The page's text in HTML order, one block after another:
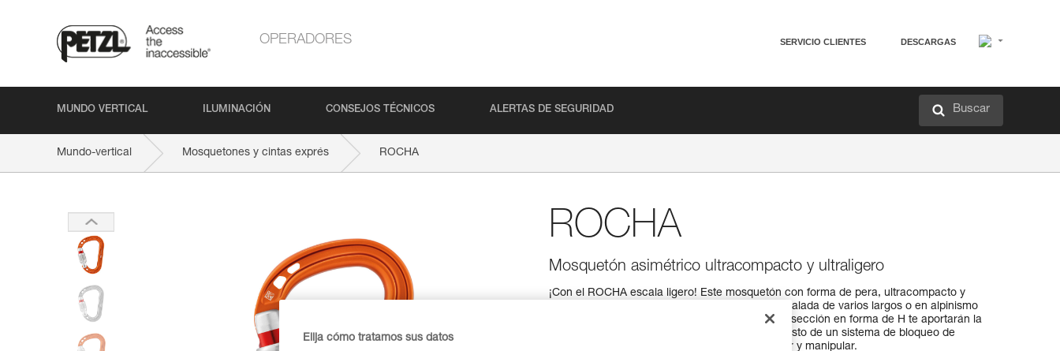
OPERADORES SERVICIO CLIENTES DESCARGAS
MUNDO VERTICAL ILUMINACIÓN CONSEJOS TÉCNICOS ALERTAS DE SEGURIDAD Buscar
Mundo-vertical Mosquetones y cintas exprés ROCHA
ROCHA
Mosquetón asimétrico ultracompacto y ultraligero
¡Con el ROCHA escala ligero! Este mosquetón con forma de pera, ultracompacto y
ultraligero, es idóneo para una utilización en escalada de varios largos o en alpinismo
donde cada gramo cuenta. Sus 45 gramos y su sección en forma de H te aportarán la
mejor relación resistencia/ligereza posible. Provisto de un sistema de bloqueo de
seguridad SCREW-LOCK, es muy fácil de utilizar y manipular.
Elija cómo tratamos sus datos